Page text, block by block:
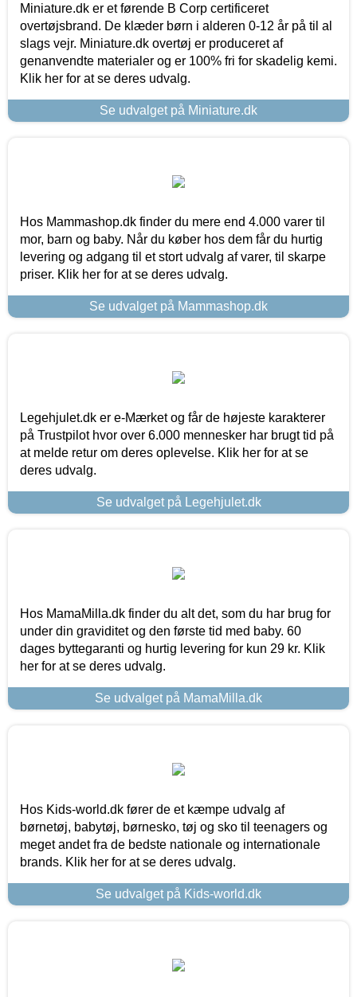
Miniature.dk er et førende B Corp certificeret
overtøjsbrand. De klæder børn i alderen 0-12 år på til al
slags vejr. Miniature.dk overtøj er produceret af
genanvendte materialer og er 100% fri for skadelig kemi.
Klik her for at se deres udvalg.
Se udvalget på Miniature.dk
Hos Mammashop.dk finder du mere end 4.000 varer til
mor, barn og baby. Når du køber hos dem får du hurtig
levering og adgang til et stort udvalg af varer, til skarpe
priser. Klik her for at se deres udvalg.
Se udvalget på Mammashop.dk
Legehjulet.dk er e-Mærket og får de højeste karakterer
på Trustpilot hvor over 6.000 mennesker har brugt tid på
at melde retur om deres oplevelse. Klik her for at se
deres udvalg.
Se udvalget på Legehjulet.dk
Hos MamaMilla.dk finder du alt det, som du har brug for
under din graviditet og den første tid med baby. 60
dages byttegaranti og hurtig levering for kun 29 kr. Klik
her for at se deres udvalg.
Se udvalget på MamaMilla.dk
Hos Kids-world.dk fører de et kæmpe udvalg af
børnetøj, babytøj, børnesko, tøj og sko til teenagers og
meget andet fra de bedste nationale og internationale
brands. Klik her for at se deres udvalg.
Se udvalget på Kids-world.dk